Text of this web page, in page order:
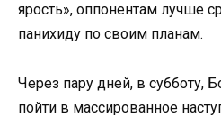
ярость», оппонентам лучше
панихиду по своим планам.
Через пару дней, в субботу,
пойти в массированное